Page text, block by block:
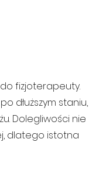
fizjoterapeuty.
dłuższym staniu,
Dolegliwości nie
dlatego istotna